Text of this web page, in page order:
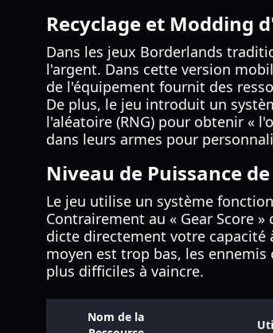
Recyclage et Modding
Dans les jeux Borderlands
l'argent. Dans cette version
de l'équipement fournit des
De plus, le jeu introduit un
l'aléatoire (RNG) pour obtenir «
dans leurs armes pour
Niveau de Puissance
Le jeu utilise un système
Contrairement au « Gear Score
dicte directement votre capacité
moyen est trop bas, les
plus difficiles à vaincre.
Nom de la